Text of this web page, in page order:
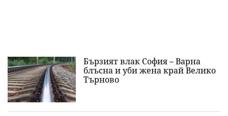
Бързият влак София – Варна
блъсна и уби жена край Велико
Търново